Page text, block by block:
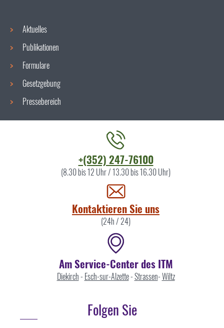
Aktuelles
Publikationen
Formulare
Gesetzgebung
Pressebereich
+(352) 247-76100
(8.30 bis 12 Uhr / 13.30 bis 16.30 Uhr)
Kontaktieren Sie uns
(24h / 24)
Am Service-Center des ITM
Diekirch- Esch-sur-Alzette-Strassen-Wiltz
Folgen Sie